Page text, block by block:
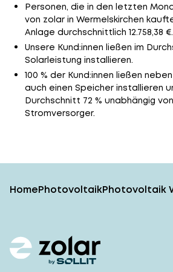
Personen, die in den letzten
von zolar in Wermelskirchen
Anlage durchschnittlich 12.758,38 €.
Unsere Kund:innen ließen im
Solarleistung installieren.
100 % der Kund:innen ließen
auch einen Speicher installieren
Durchschnitt 72 % unabhängig
Stromversorger.
HomePhotovoltaikPhotovoltaik